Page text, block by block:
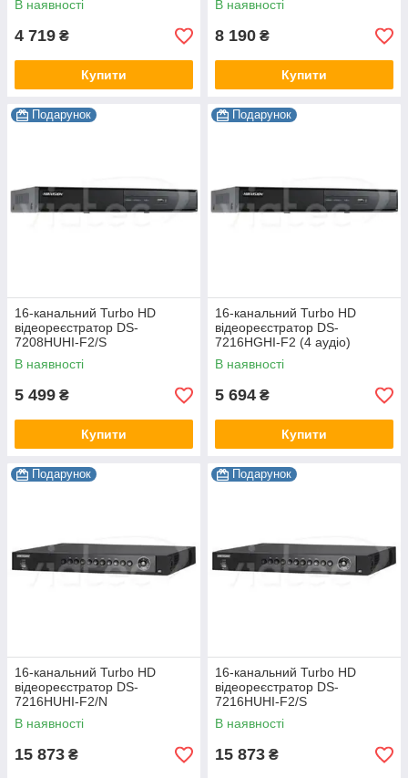
В наявності
4 719 ₴
Купити
В наявності
8 190 ₴
Купити
Подарунок
16-канальний Turbo HD
відеореєстратор DS-
7208HUHI-F2/S
В наявності
5 499 ₴
Купити
Подарунок
16-канальний Turbo HD
відеореєстратор DS-
7216HGHI-F2 (4 аудіо)
В наявності
5 694 ₴
Купити
Подарунок
16-канальний Turbo HD
відеореєстратор DS-
7216HUHI-F2/N
В наявності
15 873 ₴
Подарунок
16-канальний Turbo HD
відеореєстратор DS-
7216HUHI-F2/S
В наявності
15 873 ₴